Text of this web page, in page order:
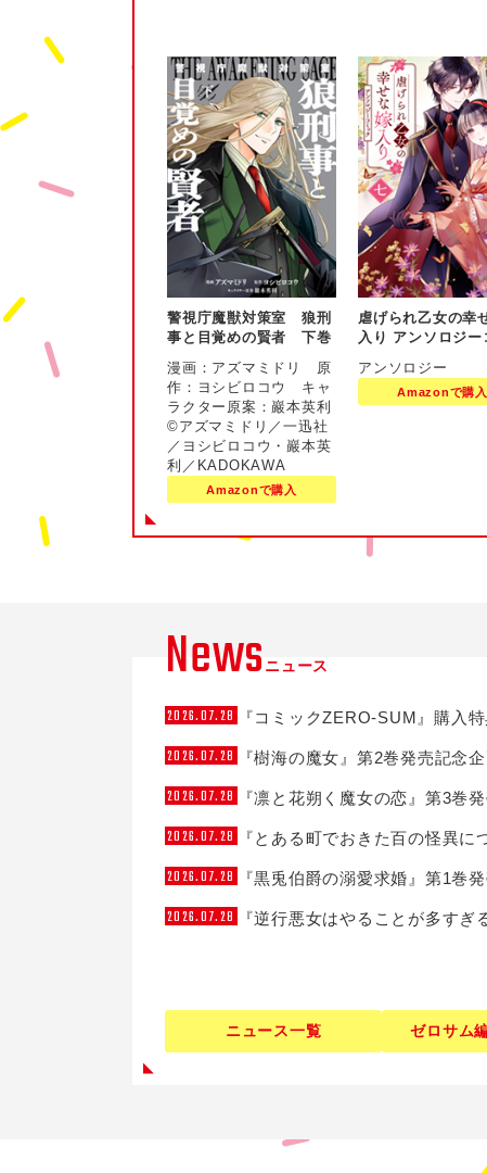
警視庁魔獣対策室 狼刑
事と目覚めの賢者 下巻
漫画：アズマミドリ 原
作：ヨシビロコウ キャ
ラクター原案：巖本英利
©アズマミドリ／一迅社
／ヨシビロコウ・巖本英
利／KADOKAWA
Amazonで購入
虐げられ乙女の幸
入り アンソロジー
アンソロジー
Amazonで購入
News ニュース
2026.07.28 『コミックZERO-SUM』購入
2026.07.28 『樹海の魔女』第2巻発売記念
2026.07.28 『凛と花朔く魔女の恋』第3巻
2026.07.28 『とある町でおきた百の怪異
2026.07.28 『黒兎伯爵の溺愛求婚』第1巻
2026.07.28 『逆行悪女はやることが多す
ニュース一覧 ゼロサム